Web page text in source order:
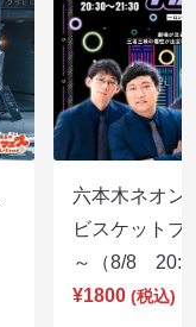
六本木ネオン
ビスケットブ
～（8/8
¥1800 (税込)